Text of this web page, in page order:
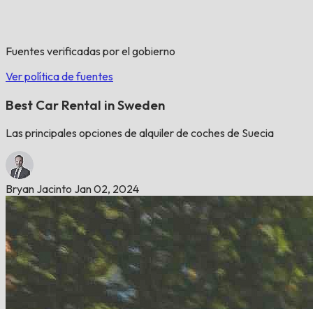
Fuentes verificadas por el gobierno
Ver política de fuentes
Best Car Rental in Sweden
Las principales opciones de alquiler de coches de Suecia
Bryan Jacinto Jan 02, 2024